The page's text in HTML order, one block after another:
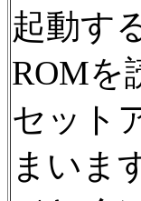
起動す
ROMを
セット
まいま